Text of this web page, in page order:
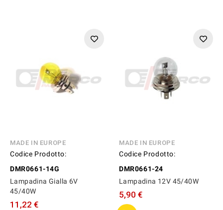
MADE IN EUROPE
Codice Prodotto:
DMR0661-14G
Lampadina Gialla 6V
45/40W
11,22 €
MADE IN EUROPE
Codice Prodotto:
DMR0661-24
Lampadina 12V 45/40W
5,90 €